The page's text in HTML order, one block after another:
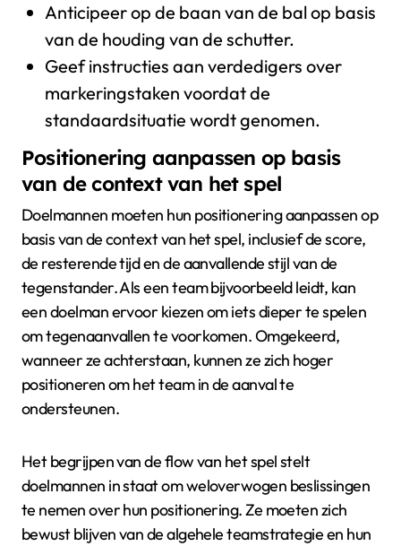
Anticipeer op de baan van de bal op basis
van de houding van de schutter.
Geef instructies aan verdedigers over
markeringstaken voordat de
standaardsituatie wordt genomen.
Positionering aanpassen op basis
van de context van het spel
Doelmannen moeten hun positionering aanpassen op
basis van de context van het spel, inclusief de score,
de resterende tijd en de aanvallende stijl van de
tegenstander. Als een team bijvoorbeeld leidt, kan
een doelman ervoor kiezen om iets dieper te spelen
om tegenaanvallen te voorkomen. Omgekeerd,
wanneer ze achterstaan, kunnen ze zich hoger
positioneren om het team in de aanval te
ondersteunen.
Het begrijpen van de flow van het spel stelt
doelmannen in staat om weloverwogen beslissingen
te nemen over hun positionering. Ze moeten zich
bewust blijven van de algehele teamstrategie en hun